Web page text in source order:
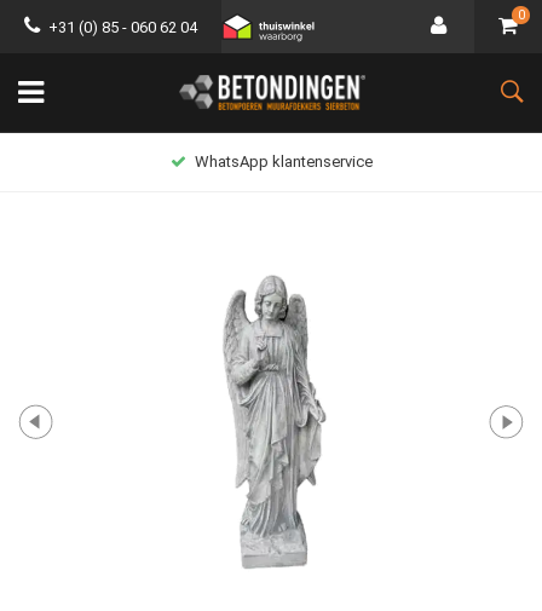
+31 (0) 85 - 060 62 04
0
WhatsApp klantenservice